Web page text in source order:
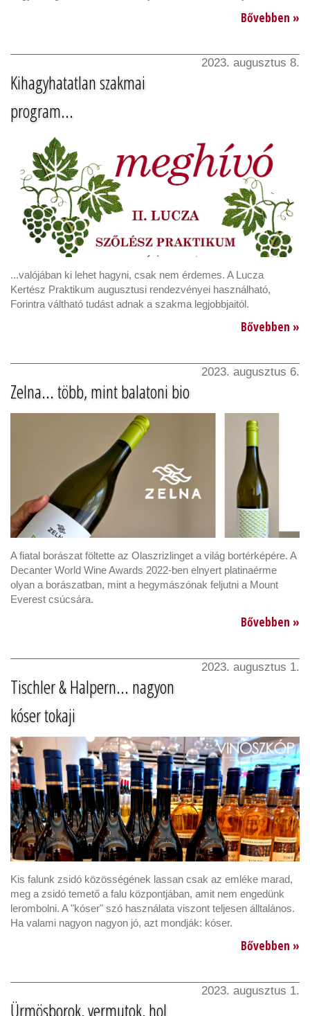
Bővebben »
2023. augusztus 8.
Kihagyhatatlan szakmai
program...
...valójában ki lehet hagyni, csak nem érdemes. A Lucza
Kertész Praktikum augusztusi rendezvényei használható,
Forintra váltható tudást adnak a szakma legjobbjaitól.
Bővebben »
2023. augusztus 6.
Zelna... több, mint balatoni bio
A fiatal borászat föltette az Olaszrizlinget a világ bortérképére. A
Decanter World Wine Awards 2022-ben elnyert platinaérme
olyan a borászatban, mint a hegymászónak feljutni a Mount
Everest csúcsára.
Bővebben »
2023. augusztus 1.
Tischler & Halpern... nagyon
kóser tokaji
Kis falunk zsidó közösségének lassan csak az emléke marad,
meg a zsidó temető a falu központjában, amit nem engedünk
lerombolni. A "kóser" szó használata viszont teljesen álltalános.
Ha valami nagyon nagyon jó, azt mondják: kóser.
Bővebben »
2023. augusztus 1.
Ürmösborok, vermutok, hol